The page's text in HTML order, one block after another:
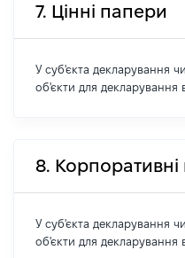
7. Цінні папери
У суб'єкта декларування чи
об'єкти для декларування
8. Корпоративні
У суб'єкта декларування чи
об'єкти для декларування